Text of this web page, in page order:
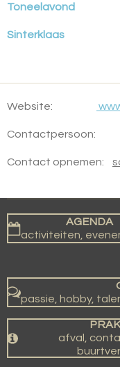
Toneelavond
Sinterklaas
Website:
Contactpersoon:
Contact opnemen:
AGENDA
activiteiten,
passie, hobby,
afval,